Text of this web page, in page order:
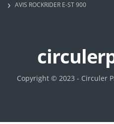
AVIS ROCKRIDER E-ST 900
Copyright © 2023 - Circuler